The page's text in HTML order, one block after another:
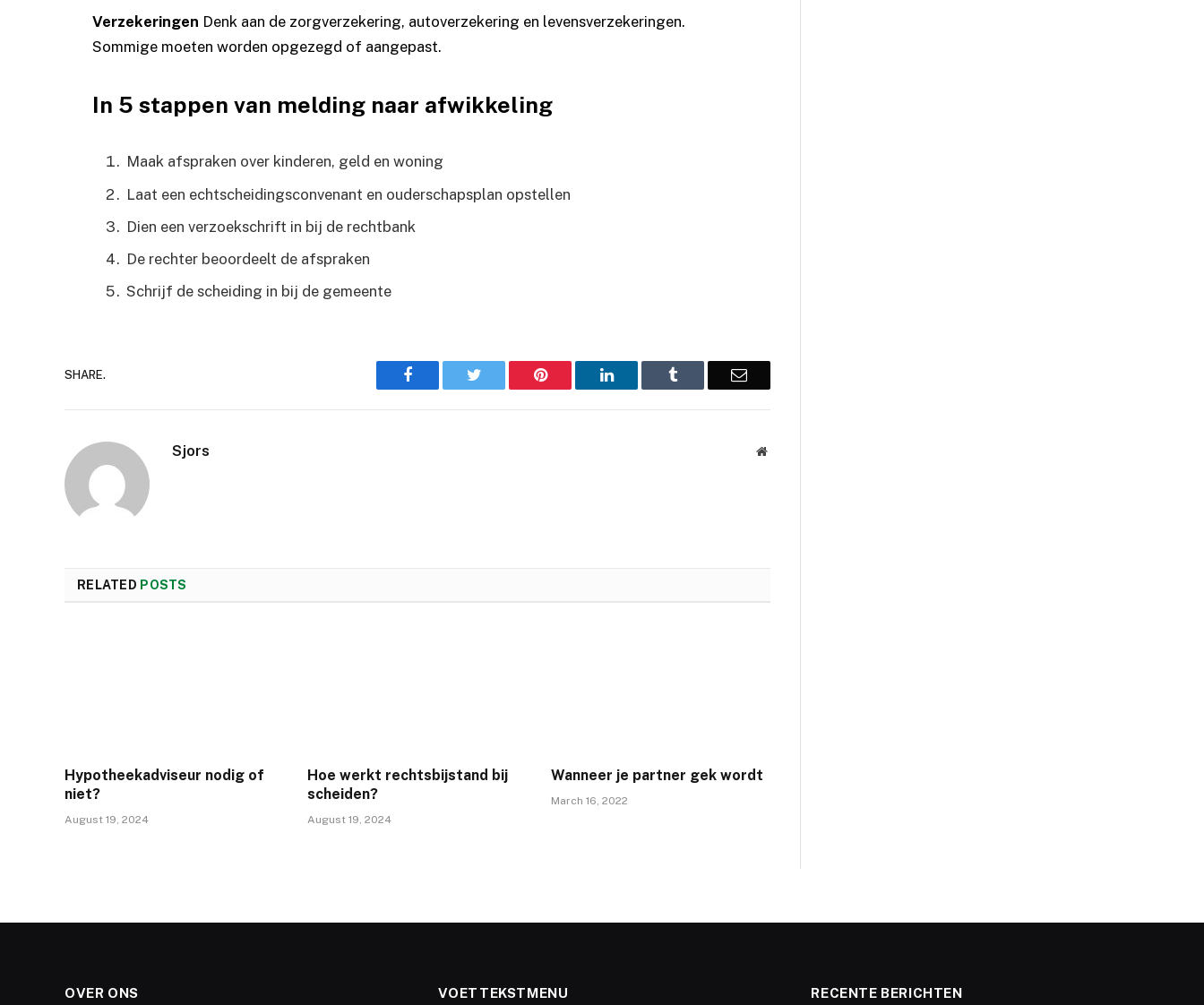
Verzekeringen Denk aan de zorgverzekering, autoverzekering en levensverzekeringen.
Sommige moeten worden opgezegd of aangepast.
In 5 stappen van melding naar afwikkeling
Maak afspraken over kinderen, geld en woning
Laat een echtscheidingsconvenant en ouderschapsplan opstellen
Dien een verzoekschrift in bij de rechtbank
De rechter beoordeelt de afspraken
Schrijf de scheiding in bij de gemeente
SHARE. Facebook Twitter Pinterest LinkedIn Tumblr Email
Sjors Website
RELATED POSTS
Hypotheekadviseur nodig of
niet?
August 19, 2024
Hoe werkt rechtsbijstand bij
scheiden?
August 19, 2024
Wanneer je partner gek wordt
March 16, 2022
OVER ONS VOETTEKSTMENU RECENTE BERICHTEN